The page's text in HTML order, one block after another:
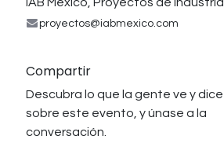
proyectos@iabmexico.com
Compartir
Descubra lo que la gente ve y dice
sobre este evento, y únase a la
conversación.